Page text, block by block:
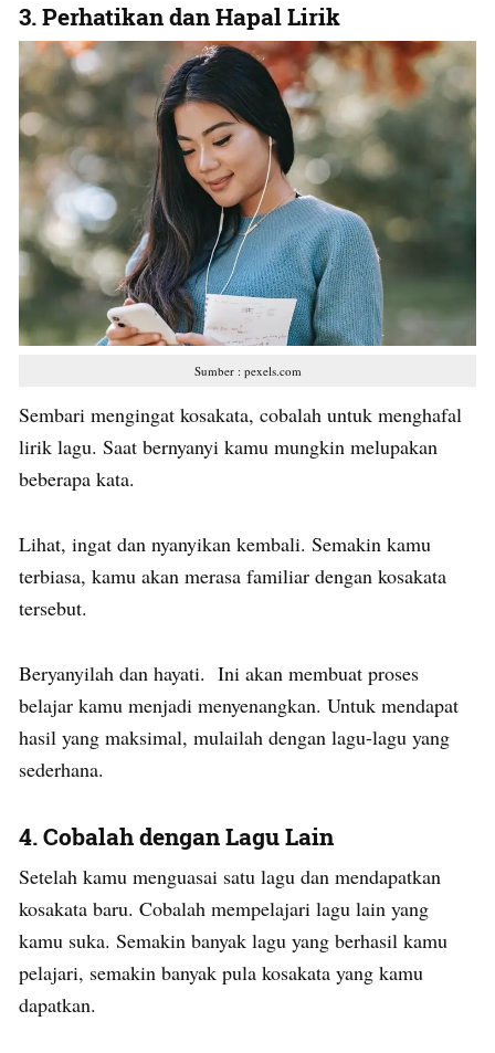
3. Perhatikan dan Hapal Lirik
Sumber : pexels.com
Sembari mengingat kosakata, cobalah untuk menghafal
lirik lagu. Saat bernyanyi kamu mungkin melupakan
beberapa kata.
Lihat, ingat dan nyanyikan kembali. Semakin kamu
terbiasa, kamu akan merasa familiar dengan kosakata
tersebut.
Beryanyilah dan hayati. Ini akan membuat proses
belajar kamu menjadi menyenangkan. Untuk mendapat
hasil yang maksimal, mulailah dengan lagu-lagu yang
sederhana.
4. Cobalah dengan Lagu Lain
Setelah kamu menguasai satu lagu dan mendapatkan
kosakata baru. Cobalah mempelajari lagu lain yang
kamu suka. Semakin banyak lagu yang berhasil kamu
pelajari, semakin banyak pula kosakata yang kamu
dapatkan.